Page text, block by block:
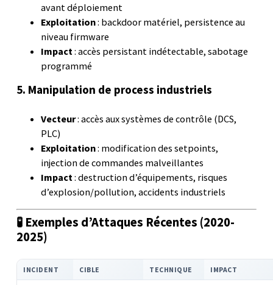
avant déploiement
Exploitation: backdoor matériel, persistence au
niveau firmware
Impact : accès persistant indétectable, sabotage
programmé
5. Manipulation de process industriels
Vecteur: accès aux systèmes de contrôle (DCS,
PLC)
Exploitation: modification des setpoints,
injection de commandes malveillantes
Impact : destruction d’équipements, risques
d’explosion/pollution, accidents industriels
🧪 Exemples d’Attaques Récentes (2020-
2025)
INCIDENT CIBLE TECHNIQUE IMPACT